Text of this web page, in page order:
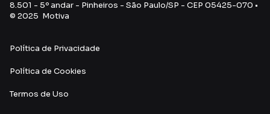
8.501 - 5º andar - Pinheiros - São Paulo/SP - CEP 05425-070 •
© 2025 Motiva
Política de Privacidade
Política de Cookies
Termos de Uso